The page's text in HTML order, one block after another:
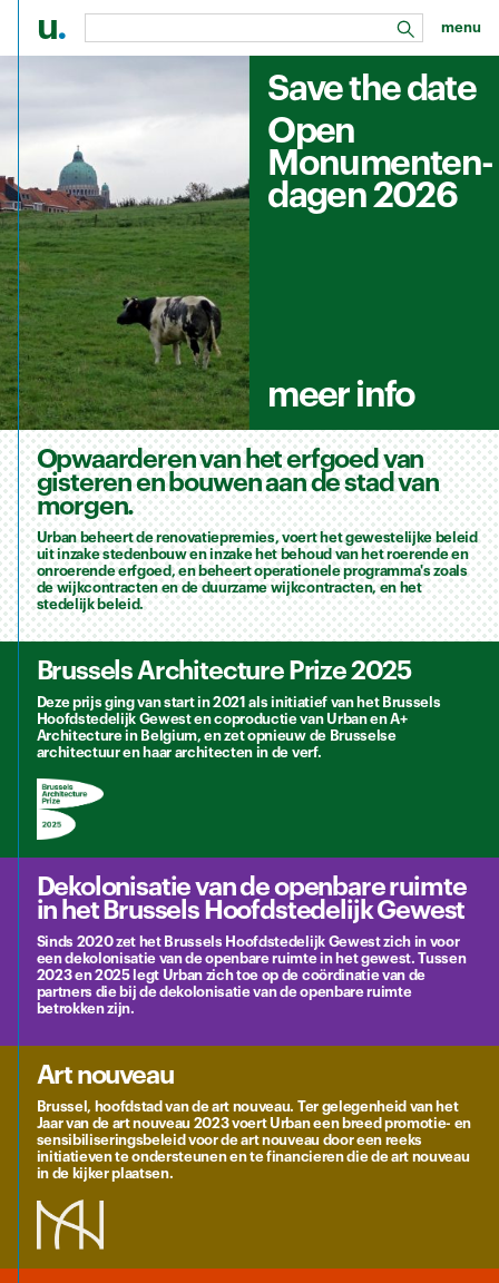
u. zoeken
menu
Save the date
Open
Monumenten-
dagen 2026
meer info
Opwaarderen van het erfgoed van
gisteren en bouwen aan de stad van
morgen.
Urban beheert de renovatiepremies, voert het gewestelijke beleid
uit inzake stedenbouw en inzake het behoud van het roerende en
onroerende erfgoed, en beheert operationele programma's zoals
de wijkcontracten en de duurzame wijkcontracten, en het
stedelijk beleid.
Brussels Architecture Prize 2025
Deze prijs ging van start in 2021 als initiatief van het Brussels
Hoofdstedelijk Gewest en coproductie van Urban en A+
Architecture in Belgium, en zet opnieuw de Brusselse
architectuur en haar architecten in de verf.
Dekolonisatie van de openbare ruimte
in het Brussels Hoofdstedelijk Gewest
Sinds 2020 zet het Brussels Hoofdstedelijk Gewest zich in voor
een dekolonisatie van de openbare ruimte in het gewest. Tussen
2023 en 2025 legt Urban zich toe op de coördinatie van de
partners die bij de dekolonisatie van de openbare ruimte
betrokken zijn.
Art nouveau
Brussel, hoofdstad van de art nouveau. Ter gelegenheid van het
Jaar van de art nouveau 2023 voert Urban een breed promotie- en
sensibiliseringsbeleid voor de art nouveau door een reeks
initiatieven te ondersteunen en te financieren die de art nouveau
in de kijker plaatsen.